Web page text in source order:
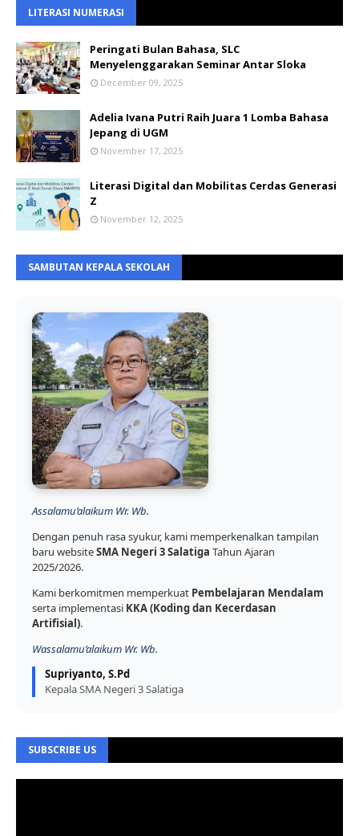
LITERASI NUMERASI
Peringati Bulan Bahasa, SLC
Menyelenggarakan Seminar Antar Sloka
December 09, 2025
Adelia Ivana Putri Raih Juara 1 Lomba Bahasa
Jepang di UGM
November 17, 2025
Literasi Digital dan Mobilitas Cerdas Generasi
Z
November 12, 2025
SAMBUTAN KEPALA SEKOLAH
Assalamu’alaikum Wr. Wb.
Dengan penuh rasa syukur, kami memperkenalkan tampilan
baru websiteSMA Negeri 3 Salatiga Tahun Ajaran
2025/2026.
Kami berkomitmen memperkuat Pembelajaran Mendalam
serta implementasi KKA (Koding dan Kecerdasan
Artifisial).
Wassalamu’alaikum Wr. Wb.
Supriyanto, S.Pd
Kepala SMA Negeri 3 Salatiga
SUBSCRIBE US